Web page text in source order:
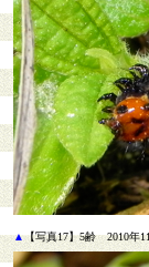
▲【写真17】5齢 2010年